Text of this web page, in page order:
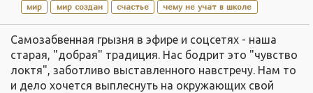
мир мир создан счастье чему не учат в школе
Самозабвенная грызня в эфире и соцсетях - наша
старая, "добрая" традиция. Нас бодрит это "чувство
локтя", заботливо выставленного навстречу. Нам то
и дело хочется выплеснуть на окружающих свой